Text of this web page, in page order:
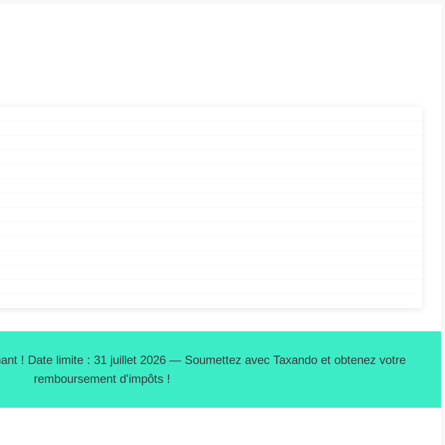
! Date limite : 31 juillet 2026 — Soumettez avec Taxando et obtenez votre
remboursement d'impôts !